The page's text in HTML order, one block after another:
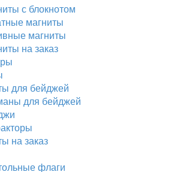
с блокнотом
магниты
магниты
на заказ
для бейджей
для бейджей
на заказ
флаги